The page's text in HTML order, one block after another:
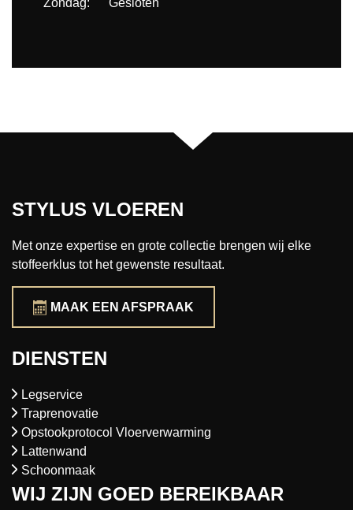
Zondag: Gesloten
STYLUS VLOEREN
Met onze expertise en grote collectie brengen wij elke
stoffeerklus tot het gewenste resultaat.
MAAK EEN AFSPRAAK
DIENSTEN
Legservice
Traprenovatie
Opstookprotocol Vloerverwarming
Lattenwand
Schoonmaak
WIJ ZIJN GOED BEREIKBAAR